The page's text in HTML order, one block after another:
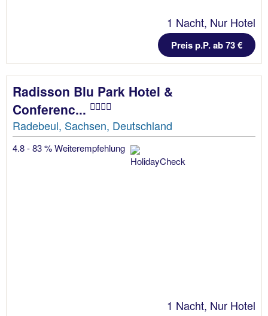
1 Nacht, Nur Hotel
Preis p.P. ab 73 €
Radisson Blu Park Hotel &
Conferenc...
Radebeul, Sachsen, Deutschland
4.8 - 83 % Weiterempfehlung
1 Nacht, Nur Hotel